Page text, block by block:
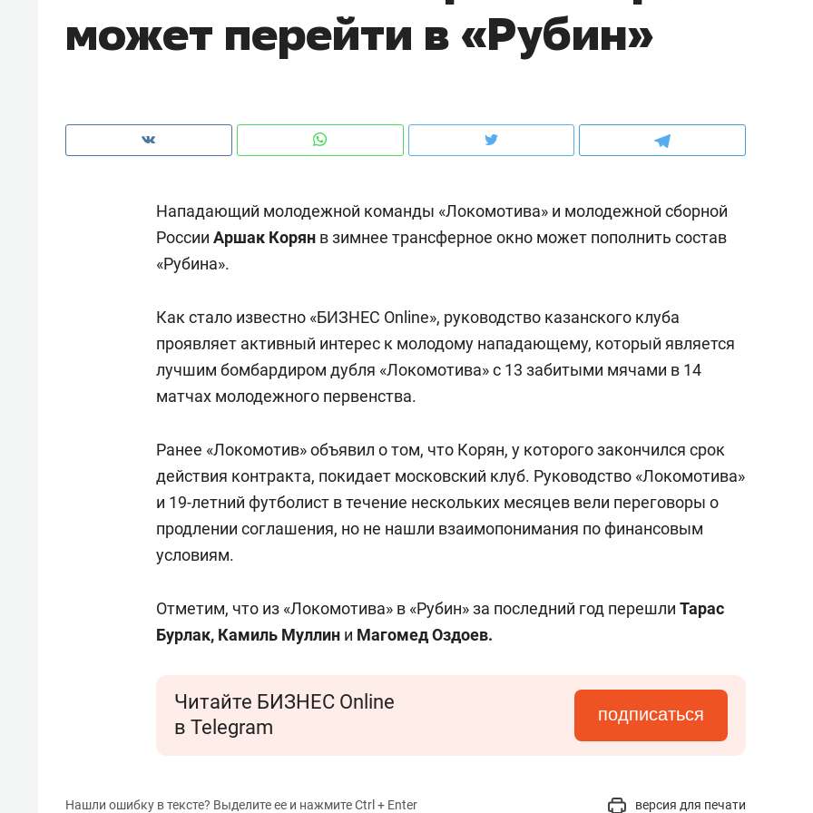
может перейти в «Рубин»
Нападающий молодежной команды «Локомотива» и молодежной сборной
России Аршак Корян в зимнее трансферное окно может пополнить состав
«Рубина».
Как стало известно «БИЗНЕС Online», руководство казанского клуба
проявляет активный интерес к молодому нападающему, который является
лучшим бомбардиром дубля «Локомотива» с 13 забитыми мячами в 14
матчах молодежного первенства.
Ранее «Локомотив» объявил о том, что Корян, у которого закончился срок
действия контракта, покидает московский клуб. Руководство «Локомотива»
и 19-летний футболист в течение нескольких месяцев вели переговоры о
продлении соглашения, но не нашли взаимопонимания по финансовым
условиям.
Отметим, что из «Локомотива» в «Рубин» за последний год перешли Тарас
Бурлак, Камиль Муллин и Магомед Оздоев.
Читайте БИЗНЕС Online
в Telegram
подписаться
Нашли ошибку в тексте? Выделите ее и нажмите Ctrl + Enter версия для печати
рынки, почему надо знать аксакалов и
чем интересен Оман?
о трехкратном росте цен, дотошных
клиентах и чудных запросах мастеров
Падел, фитнес, танцы и даже
ниндзя-зал: как ТРЦ «Франт»
стал Меккой для любителей
Рекомендуем
Психотерапевт «Фороса»:
«Директорский невроз» –
когда человек не считает
Рекомендуем
Дизайнер-прораб
Наседкина: «Ремонт